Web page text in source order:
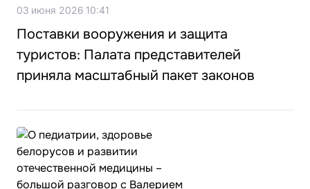
03 июня 2026 10:41
Поставки вооружения и защита
туристов: Палата представителей
приняла масштабный пакет законов